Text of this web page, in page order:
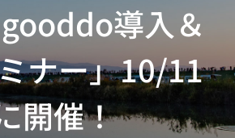
導入＆
ナー」10/11
開催！